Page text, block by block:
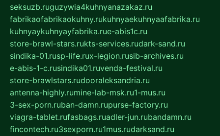
seksuzb.ruguzywia4kuhnyanazakaz.ru
fabrikaofabrikaokuhny.rukuhnyaekuhnyaafabrika.ru
kuhnyaykuhnyayfabrika.rue-abis1c.ru
store-brawl-stars.rukts-services.rudark-sand.ru
sindika-01.rusp-life.rux-legion.rusib-archives.ru
e-abis-1-c.rusindika01.ruvenda-festival.ru
store-brawlstars.rudooraleksandria.ru
antenna-highly.rumine-lab-msk.ru1-mus.ru
3-sex-porn.ruban-damn.rupurse-factory.ru
viagra-tablet.rufasbags.ruadler-jun.rubandamn.ru
fincontech.ru3sexporn.ru1mus.rudarksand.ru